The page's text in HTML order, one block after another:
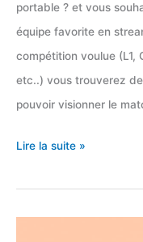
portable ? et vous
équipe favorite en
compétition voulue (L1,
etc..) vous trouverez
pouvoir visionner le
Top
sites
pour
Lire la suite »